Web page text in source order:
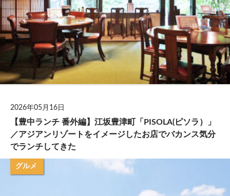
2026年05月16日
【豊中ランチ 番外編】江坂豊津町「PISOLA(ピソラ）」
／アジアンリゾートをイメージしたお店でバカンス気分
でランチしてきた
グルメ